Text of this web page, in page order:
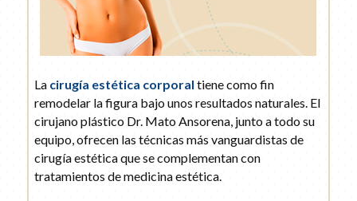
La cirugía estética corporal tiene como fin
remodelar la figura bajo unos resultados naturales. El
cirujano plástico Dr. Mato Ansorena, junto a todo su
equipo, ofrecen las técnicas más vanguardistas de
cirugía estética que se complementan con
tratamientos de medicina estética.